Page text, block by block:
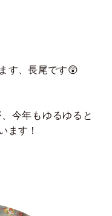
す、長尾です😲
今年もゆるゆると
ます！